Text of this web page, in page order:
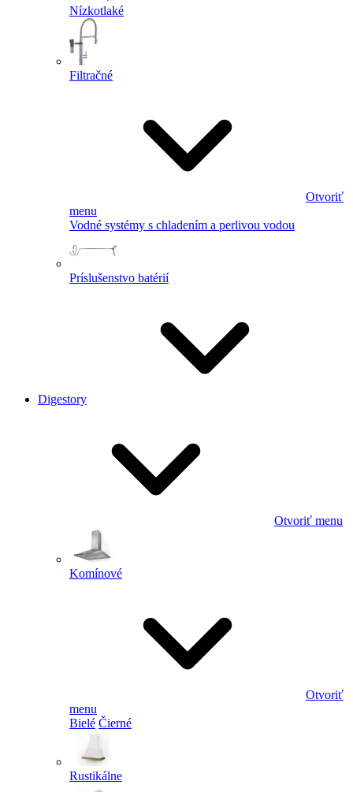
Nízkotlaké
Filtračné
Otvoriť
menu
Vodné systémy s chladením a perlivou vodou
Príslušenstvo batérií
Digestory
Otvoriť menu
Komínové
Otvoriť
menu
Bielé Čierné
Rustikálne